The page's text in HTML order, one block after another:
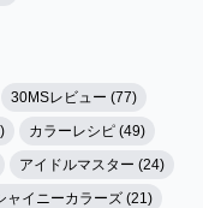
30MSレビュー (77)
カラーレシピ (49)
アイドルマスター (24)
ャイニーカラーズ (21)